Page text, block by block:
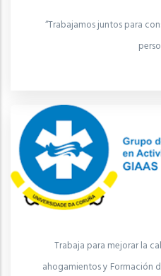
“Trabajamos juntos para
Trabaja para mejorar la
ahogamientos y Formación